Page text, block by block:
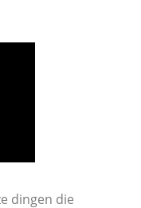
dingen die